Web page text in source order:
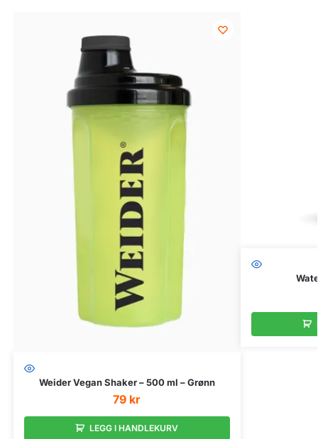
Weider Vegan Shaker – 500 ml – Grønn
79 kr
LEGG I HANDLEKURV